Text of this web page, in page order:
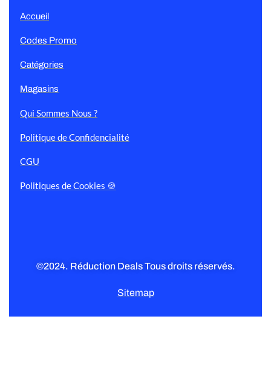
Accueil
Codes Promo
Catégories
Magasins
Qui Sommes Nous ?
Politique de Confidencialité
CGU
Politiques de Cookies 🍪
©2024. Réduction Deals Tous droits réservés.
Sitemap